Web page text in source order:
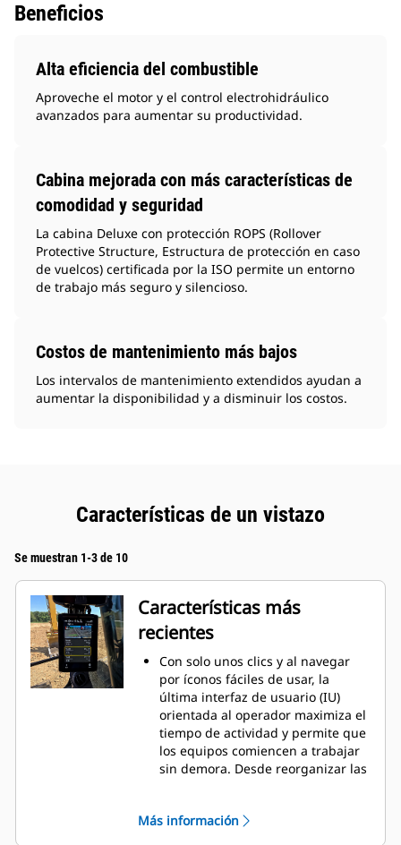
Beneficios
Alta eficiencia del combustible
Aproveche el motor y el control electrohidráulico
avanzados para aumentar su productividad.
Cabina mejorada con más características de
comodidad y seguridad
La cabina Deluxe con protección ROPS (Rollover
Protective Structure, Estructura de protección en caso
de vuelcos) certificada por la ISO permite un entorno
de trabajo más seguro y silencioso.
Costos de mantenimiento más bajos
Los intervalos de mantenimiento extendidos ayudan a
aumentar la disponibilidad y a disminuir los costos.
Características de un vistazo
Se muestran 1-3 de 10
Características más
recientes
Con solo unos clics y al navegar
por íconos fáciles de usar, la
última interfaz de usuario (IU)
orientada al operador maximiza el
tiempo de actividad y permite que
los equipos comiencen a trabajar
sin demora. Desde reorganizar las
herramientas según sea
Más información